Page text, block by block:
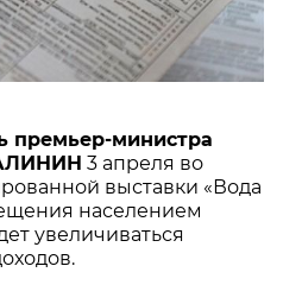
премьер-министра
3 апреля во
выставки «Вода
населением
увеличиваться